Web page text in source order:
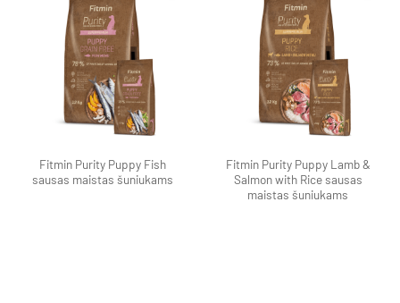
produktą
Fitmin Purity Puppy Fish
sausas maistas šuniukams
produktą
Fitmin Purity Puppy Lamb &
Salmon with Rice sausas
maistas šuniukams